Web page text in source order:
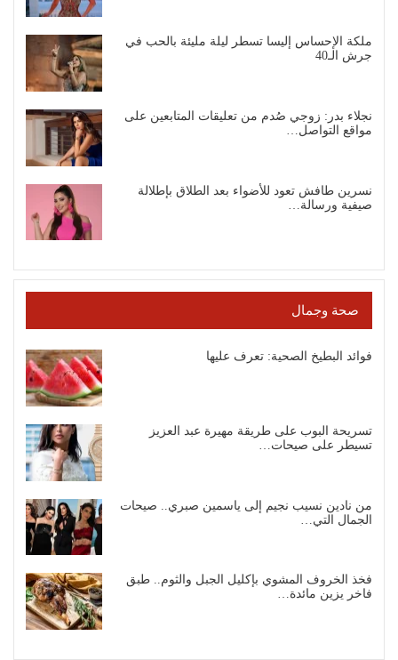
ملكة الإحساس إليسا تسطر ليلة مليئة بالحب في
جرش الـ40
نجلاء بدر: زوجي صُدم من تعليقات المتابعين على
مواقع التواصل…
نسرين طافش تعود للأضواء بعد الطلاق بإطلالة
صيفية ورسالة…
صحة وجمال
فوائد البطيخ الصحية: تعرف عليها
تسريحة البوب على طريقة مهيرة عبد العزيز
تسيطر على صيحات…
من نادين نسيب نجيم إلى ياسمين صبري.. صيحات
الجمال التي…
فخذ الخروف المشوي بإكليل الجبل والثوم.. طبق
فاخر يزين مائدة…